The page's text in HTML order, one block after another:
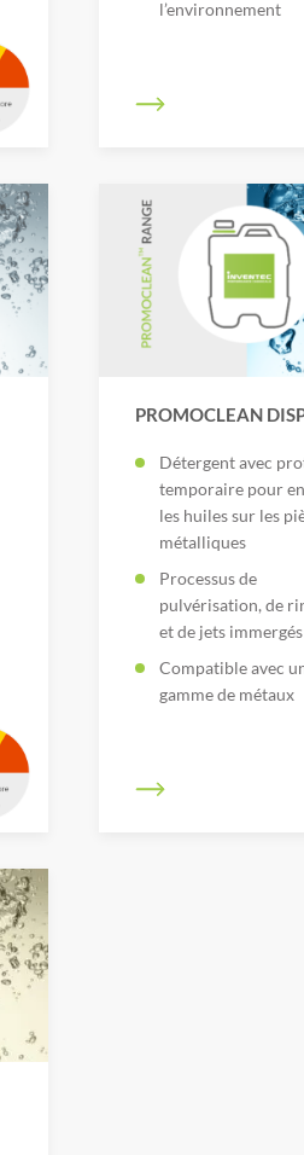
l’environnement
PROMOCLEAN
Détergent avec
temporaire pour
les huiles sur les
métalliques
Processus de
pulvérisation, de
et de jets immergés
Compatible avec
gamme de métaux